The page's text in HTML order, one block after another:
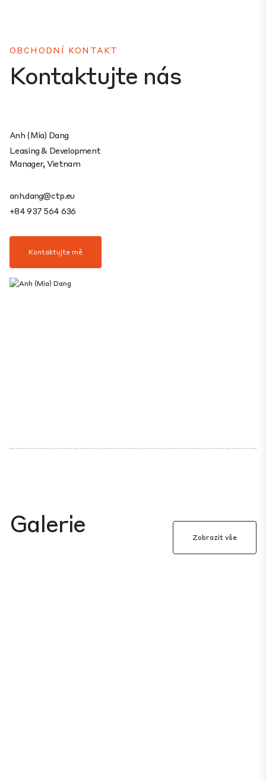
OBCHODNÍ KONTAKT
Kontaktujte nás
Anh (Mia) Dang
Leasing & Development
Manager, Vietnam
anh.dang@ctp.eu
+84 937 564 636
Kontaktujte mě
Galerie Zobrazit vše